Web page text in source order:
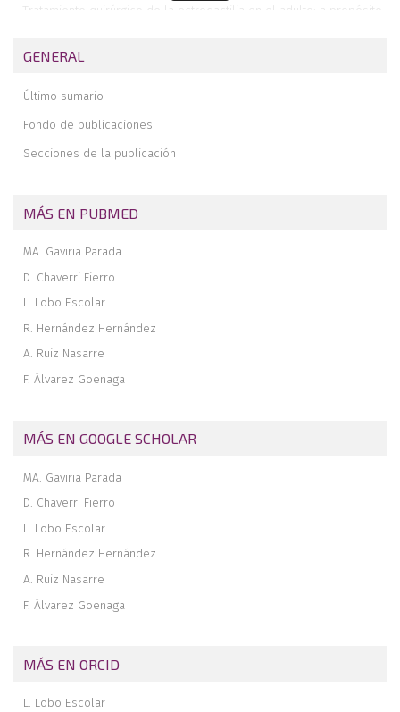
Tratamiento quirúrgico de la ectrodactilia en el adulto: a propósito
Pseudoartrosis de osteotomía de Japas. A propósito de un caso
metatarsofalángica. Nota técnica
Comentario a “Artrodesis percutánea de la primera articulación
metatarsofalángica”
Memoria de la estancia formativa en la Unidad de Cirugía de Pie y
GENERAL
Último sumario
Fondo de publicaciones
Secciones de la publicación
MÁS EN PUBMED
MA. Gaviria Parada
D. Chaverri Fierro
L. Lobo Escolar
R. Hernández Hernández
A. Ruiz Nasarre
F. Álvarez Goenaga
MÁS EN GOOGLE SCHOLAR
MA. Gaviria Parada
D. Chaverri Fierro
L. Lobo Escolar
R. Hernández Hernández
A. Ruiz Nasarre
F. Álvarez Goenaga
MÁS EN ORCID
L. Lobo Escolar